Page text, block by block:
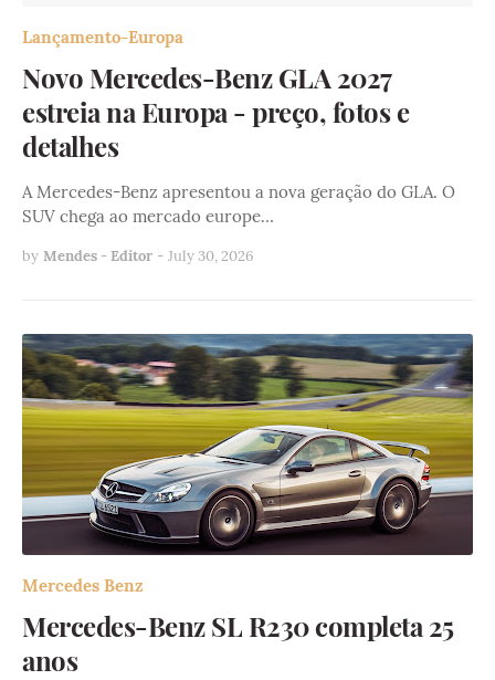
Lançamento-Europa
Novo Mercedes-Benz GLA 2027
estreia na Europa - preço, fotos e
detalhes
A Mercedes-Benz apresentou a nova geração do GLA. O
SUV chega ao mercado europe…
by Mendes - Editor - July 30, 2026
Mercedes Benz
Mercedes-Benz SL R230 completa 25
anos